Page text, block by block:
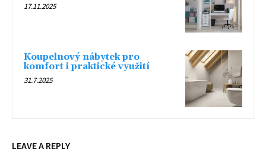
17.11.2025
Koupelnový nábytek pro
komfort i praktické využití
31.7.2025
LEAVE A REPLY